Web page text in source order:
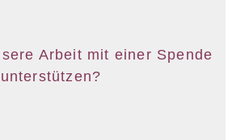
Arbeit mit einer Spende
unterstützen?